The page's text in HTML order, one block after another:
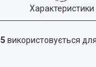
Характеристики
використовується